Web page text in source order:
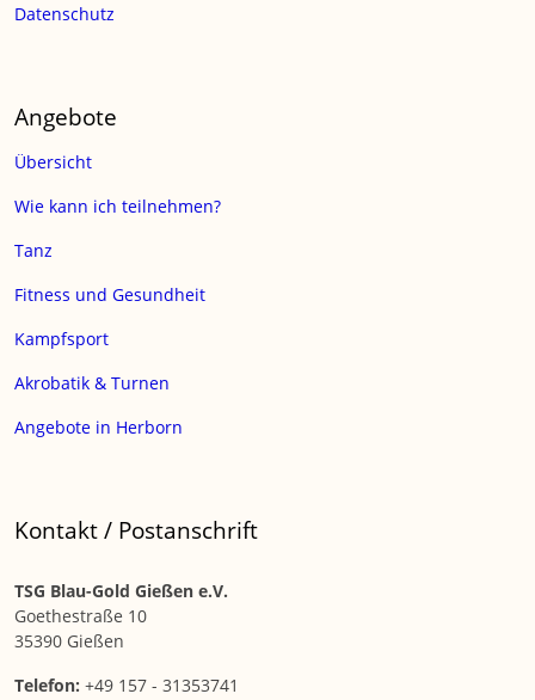
Datenschutz
Angebote
Übersicht
Wie kann ich teilnehmen?
Tanz
Fitness und Gesundheit
Kampfsport
Akrobatik & Turnen
Angebote in Herborn
Kontakt / Postanschrift
TSG Blau-Gold Gießen e.V.
Goethestraße 10
35390 Gießen
Telefon: +49 157 - 31353741